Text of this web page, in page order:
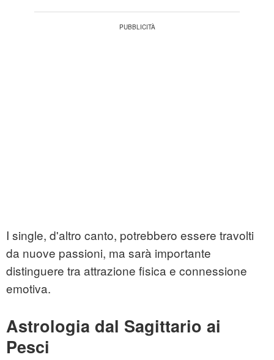
I single, d'altro canto, potrebbero essere travolti
da nuove passioni, ma sarà importante
distinguere tra attrazione fisica e connessione
emotiva.
Astrologia dal Sagittario ai
Pesci